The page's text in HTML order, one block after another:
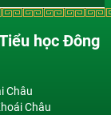
học Đông
Châu
Châu